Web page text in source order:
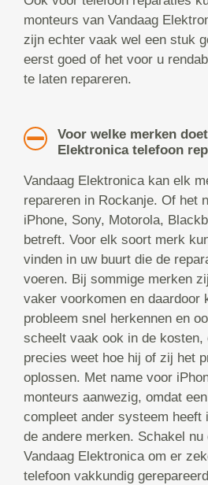
monteurs van Vandaag
zijn echter vaak wel een stuk
eerst goed of het voor u
te laten repareren.
Voor welke merken
Elektronica telefoon
Vandaag Elektronica kan elk
repareren in Rockanje. Of het
iPhone, Sony, Motorola,
betreft. Voor elk soort merk
vinden in uw buurt die de
voeren. Bij sommige merken
vaker voorkomen en daardoor
probleem snel herkennen en
scheelt vaak ook in de kosten,
precies weet hoe hij of zij het
oplossen. Met name voor
monteurs aanwezig, omdat
compleet ander systeem heeft
de andere merken. Schakel
Vandaag Elektronica om er
telefoon vakkundig